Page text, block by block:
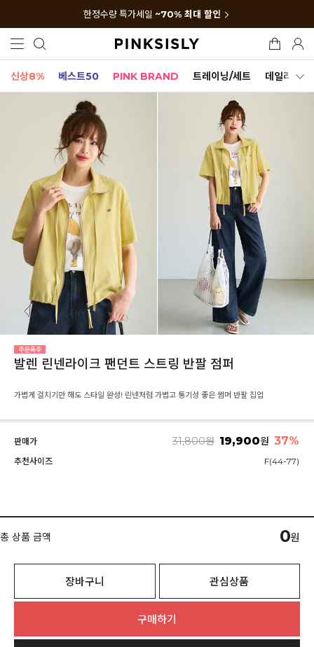
한정수량 특가세일 ~70% 최대 할인
신상8% 베스트50 PINK BRAND 트레이닝/세트 데일리세트
발렌 린넨라이크 팬던트 스트링 반팔 점퍼
가볍게 걸치기만 해도 스타일 완성! 린넨처럼 가볍고 통기성 좋은 썸머 반팔 집업
판매가 31,800원 19,900원 37%
추천사이즈 F(44-77)
총 상품 금액 0원
장바구니 관심상품
구매하기